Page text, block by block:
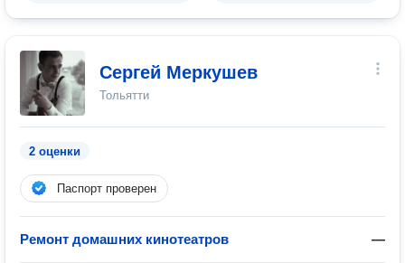
Сергей Меркушев
Тольятти
2 оценки
Паспорт проверен
Ремонт домашних кинотеатров —